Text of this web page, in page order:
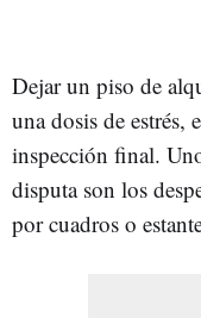
Dejar un piso de
una dosis de estrés,
inspección final.
disputa son los
por cuadros o